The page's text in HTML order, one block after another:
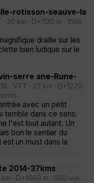
rotisson-seauve-la
30 km · D+1130 m · 1558
draille sur les
bien ludique sur le
serre ane-Rune-
· VTT · 27 km · D+1270
·
avec un petit
terrible dans ce sens.
l'est tout autant. Un
bon le sentier du
un must dans la
2014-37kms
· D+1660 m · 950 vus ·